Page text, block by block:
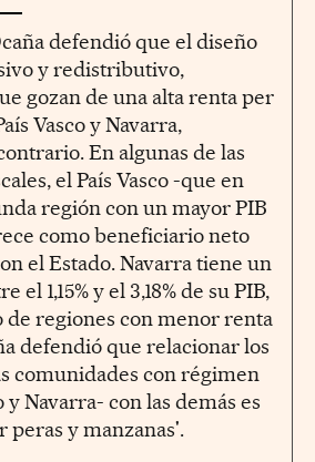
defendió que el diseño
y redistributivo,
gozan de una alta renta per
Vasco y Navarra,
En algunas de las
el País Vasco -que en
región con un mayor PIB
como beneficiario neto
el Estado. Navarra tiene un
el 1,15% y el 3,18% de su PIB,
regiones con menor renta
defendió que relacionar los
comunidades con régimen
y Navarra- con las demás es
peras y manzanas'.